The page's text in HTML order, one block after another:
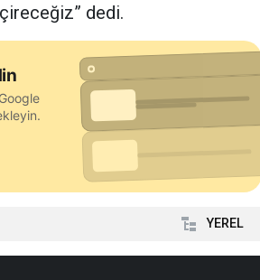
geçireceğiz” dedi.
YEREL